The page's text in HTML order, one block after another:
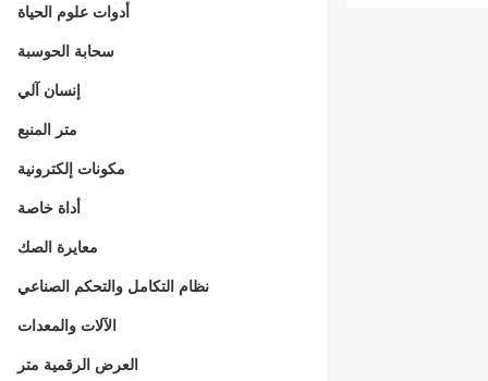
أدوات علوم الحياة
سحابة الحوسبة
إنسان آلي
متر المنبع
مكونات إلكترونية
أداة خاصة
معايرة الصك
نظام التكامل والتحكم الصناعي
الآلات والمعدات
العرض الرقمية متر